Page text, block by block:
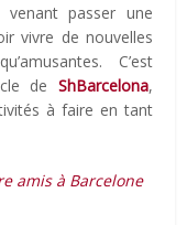
venant passer une
vivre de nouvelles
C’est
de ShBarcelona,
à faire en tant
amis à Barcelone